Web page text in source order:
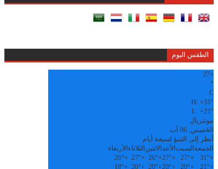
الطقس اليوم
+
27
°
C
H:+31°
L:+21°
مونتريال
الخميس, 06 آب
أنظر إلى التنبؤ لسبعة أيام
الجمعة السبت الأحدالاثنين الثلاثاء الأربعاء
+
31°
+
27°
+
27°
+
26°
+
27°
+
26°
+
21°
+
20°
+
20°
+
20°
+
20°
+
18°